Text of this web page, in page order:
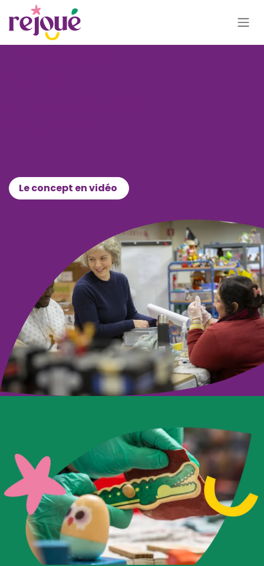
Se rendre au contenu
Le concept en vidéo